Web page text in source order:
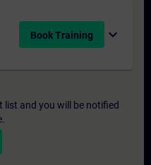
Book Training expand_more
list and you will be notified